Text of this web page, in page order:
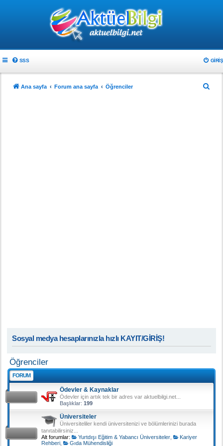
SSS GIRIŞ
Ana sayfa Forum ana sayfa Öğrenciler
Sosyal medya hesaplarınızla hızlı KAYIT/GİRİŞ!
Öğrenciler
FORUM
Ödevler & Kaynaklar
Ödevler için artık tek bir adres var aktuelbilgi.net...
Başlıklar: 199
Üniversiteler
Üniversiteliler kendi üniversitenizi ve bölümlerinizi burada
tanıtabilirsiniz...
Alt forumlar:
Yurtdışı Eğitim & Yabancı Üniversiteler,
Kariyer
Rehberi
Gıda Mühendisliği